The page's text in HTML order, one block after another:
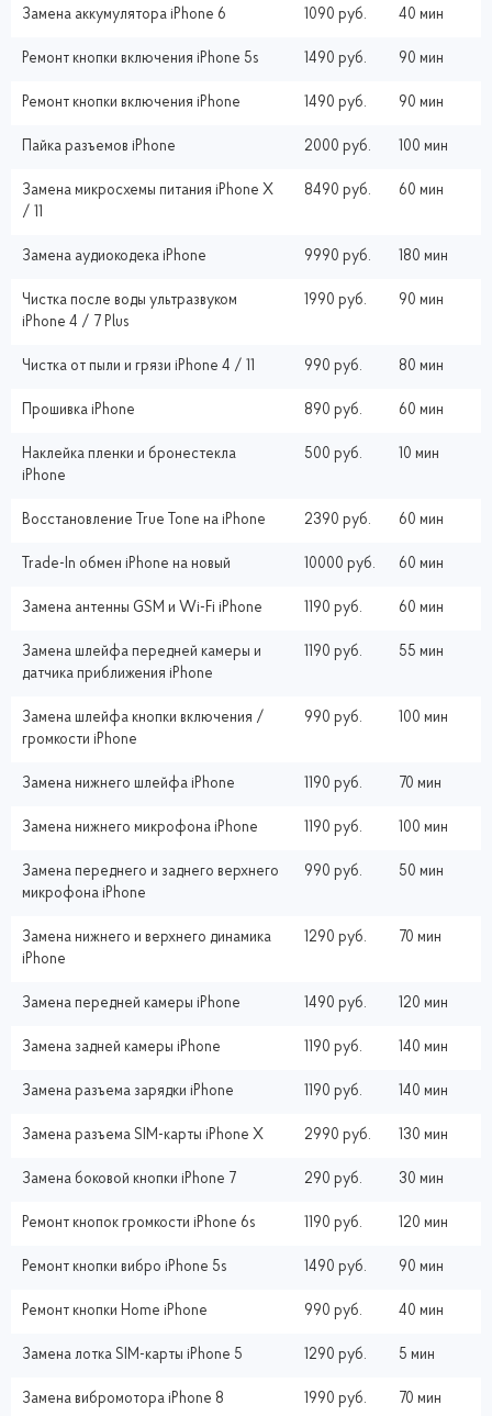
Замена аккумулятора iPhone 6 1090 руб. 40 мин
Ремонт кнопки включения iPhone 5s 1490 руб. 90 мин
Ремонт кнопки включения iPhone 1490 руб. 90 мин
Пайка разъемов iPhone 2000 руб. 100 мин
Замена микросхемы питания iPhone X
/ 11
8490 руб. 60 мин
Замена аудиокодека iPhone 9990 руб. 180 мин
Чистка после воды ультразвуком
iPhone 4 / 7 Plus
1990 руб. 90 мин
Чистка от пыли и грязи iPhone 4 / 11 990 руб. 80 мин
Прошивка iPhone 890 руб. 60 мин
Наклейка пленки и бронестекла
iPhone
500 руб. 10 мин
Восстановление True Tone на iPhone 2390 руб. 60 мин
Trade-In обмен iPhone на новый 10000 руб. 60 мин
Замена антенны GSM и Wi-Fi iPhone 1190 руб. 60 мин
Замена шлейфа передней камеры и
датчика приближения iPhone
1190 руб. 55 мин
Замена шлейфа кнопки включения /
громкости iPhone
990 руб. 100 мин
Замена нижнего шлейфа iPhone 1190 руб. 70 мин
Замена нижнего микрофона iPhone 1190 руб. 100 мин
Замена переднего и заднего верхнего
микрофона iPhone
990 руб. 50 мин
Замена нижнего и верхнего динамика
iPhone
1290 руб. 70 мин
Замена передней камеры iPhone 1490 руб. 120 мин
Замена задней камеры iPhone 1190 руб. 140 мин
Замена разъема зарядки iPhone 1190 руб. 140 мин
Замена разъема SIM-карты iPhone X 2990 руб. 130 мин
Замена боковой кнопки iPhone 7 290 руб. 30 мин
Ремонт кнопок громкости iPhone 6s 1190 руб. 120 мин
Ремонт кнопки вибро iPhone 5s 1490 руб. 90 мин
Ремонт кнопки Home iPhone 990 руб. 40 мин
Замена лотка SIM-карты iPhone 5 1290 руб. 5 мин
Замена вибромотора iPhone 8 1990 руб. 70 мин